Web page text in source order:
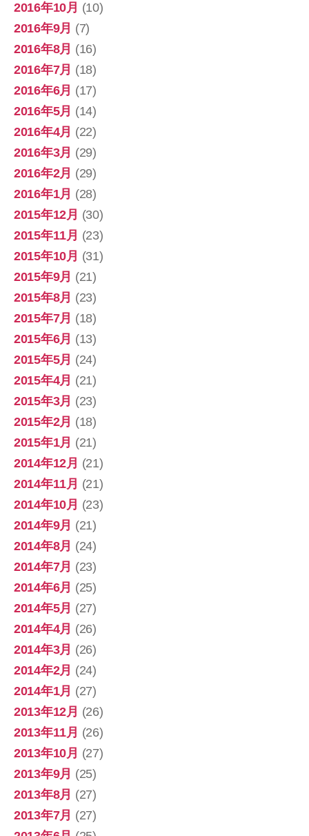
2016年10月 (10)
2016年9月 (7)
2016年8月 (16)
2016年7月 (18)
2016年6月 (17)
2016年5月 (14)
2016年4月 (22)
2016年3月 (29)
2016年2月 (29)
2016年1月 (28)
2015年12月 (30)
2015年11月 (23)
2015年10月 (31)
2015年9月 (21)
2015年8月 (23)
2015年7月 (18)
2015年6月 (13)
2015年5月 (24)
2015年4月 (21)
2015年3月 (23)
2015年2月 (18)
2015年1月 (21)
2014年12月 (21)
2014年11月 (21)
2014年10月 (23)
2014年9月 (21)
2014年8月 (24)
2014年7月 (23)
2014年6月 (25)
2014年5月 (27)
2014年4月 (26)
2014年3月 (26)
2014年2月 (24)
2014年1月 (27)
2013年12月 (26)
2013年11月 (26)
2013年10月 (27)
2013年9月 (25)
2013年8月 (27)
2013年7月 (27)